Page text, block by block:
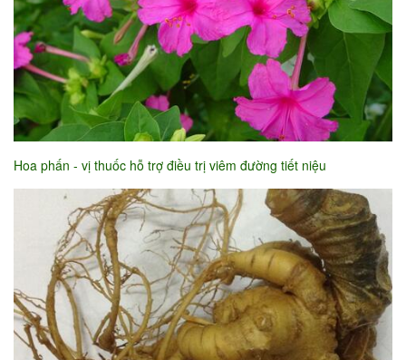
Hoa phấn - vị thuốc hỗ trợ điều trị viêm đường tiết niệu